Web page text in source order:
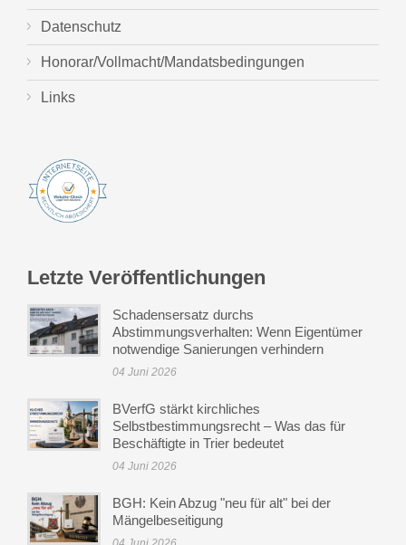
Datenschutz
Honorar/Vollmacht/Mandatsbedingungen
Links
Letzte Veröffentlichungen
Schadensersatz durchs
Abstimmungsverhalten: Wenn Eigentümer
notwendige Sanierungen verhindern
04 Juni 2026
BVerfG stärkt kirchliches
Selbstbestimmungsrecht – Was das für
Beschäftigte in Trier bedeutet
04 Juni 2026
BGH: Kein Abzug "neu für alt" bei der
Mängelbeseitigung